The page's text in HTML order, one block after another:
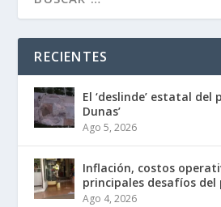
RECIENTES
El ‘deslinde’ estatal del
Dunas’
Ago 5, 2026
Inflación, costos
principales desafíos del
Ago 4, 2026